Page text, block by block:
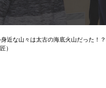
近な山々は太古の海底火山だった！
）